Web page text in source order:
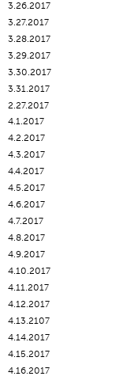
3.26.2017
3.27.2017
3.28.2017
3.29.2017
3.30.2017
3.31.2017
2.27.2017
4.1.2017
4.2.2017
4.3.2017
4.4.2017
4.5.2017
4.6.2017
4.7.2017
4.8.2017
4.9.2017
4.10.2017
4.11.2017
4.12.2017
4.13.2107
4.14.2017
4.15.2017
4.16.2017